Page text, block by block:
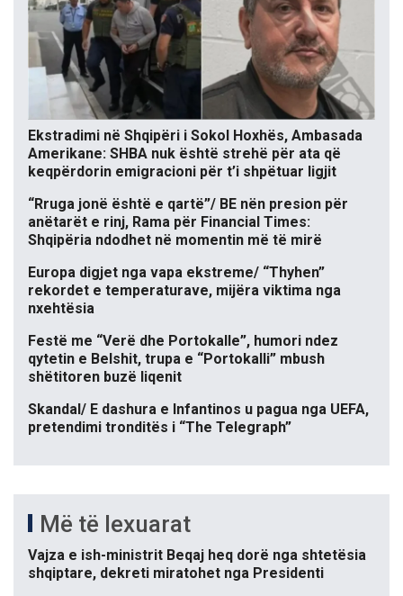
Ekstradimi në Shqipëri i Sokol Hoxhës, Ambasada
Amerikane: SHBA nuk është strehë për ata që
keqpërdorin emigracioni për t’i shpëtuar ligjit
“Rruga jonë është e qartë”/ BE nën presion për
anëtarët e rinj, Rama për Financial Times:
Shqipëria ndodhet në momentin më të mirë
Europa digjet nga vapa ekstreme/ “Thyhen”
rekordet e temperaturave, mijëra viktima nga
nxehtësia
Festë me “Verë dhe Portokalle”, humori ndez
qytetin e Belshit, trupa e “Portokalli” mbush
shëtitoren buzë liqenit
Skandal/ E dashura e Infantinos u pagua nga UEFA,
pretendimi tronditës i “The Telegraph”
Më të lexuarat
Vajza e ish-ministrit Beqaj heq dorë nga shtetësia
shqiptare, dekreti miratohet nga Presidenti